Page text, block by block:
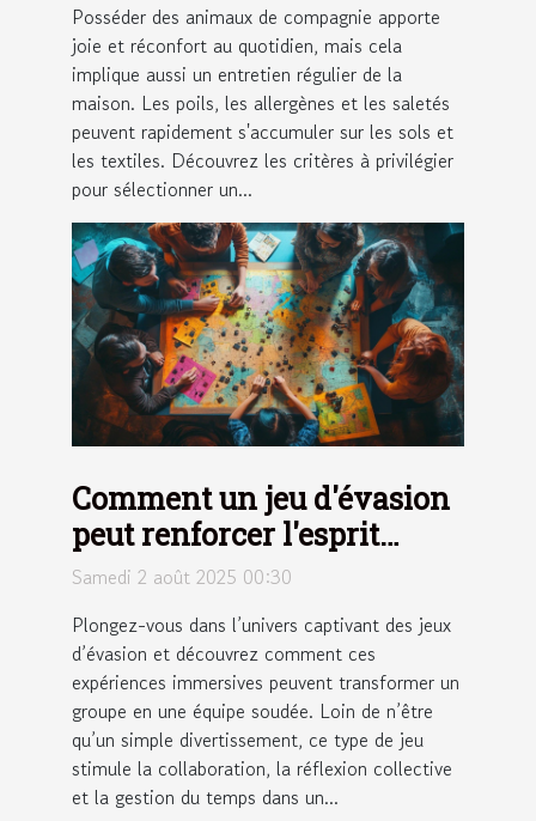
Posséder des animaux de compagnie apporte
joie et réconfort au quotidien, mais cela
implique aussi un entretien régulier de la
maison. Les poils, les allergènes et les saletés
peuvent rapidement s'accumuler sur les sols et
les textiles. Découvrez les critères à privilégier
pour sélectionner un...
Comment un jeu d'évasion
peut renforcer l'esprit
d'équipe ?
Samedi 2 août 2025 00:30
Plongez-vous dans l’univers captivant des jeux
d’évasion et découvrez comment ces
expériences immersives peuvent transformer un
groupe en une équipe soudée. Loin de n’être
qu’un simple divertissement, ce type de jeu
stimule la collaboration, la réflexion collective
et la gestion du temps dans un...